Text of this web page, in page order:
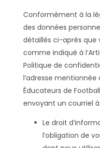
Conformément à la
des données
détaillés ci-après que
comme indiqué à
Politique de
l’adresse
Éducateurs de
envoyant un courriel
Le droit
l’obligation de